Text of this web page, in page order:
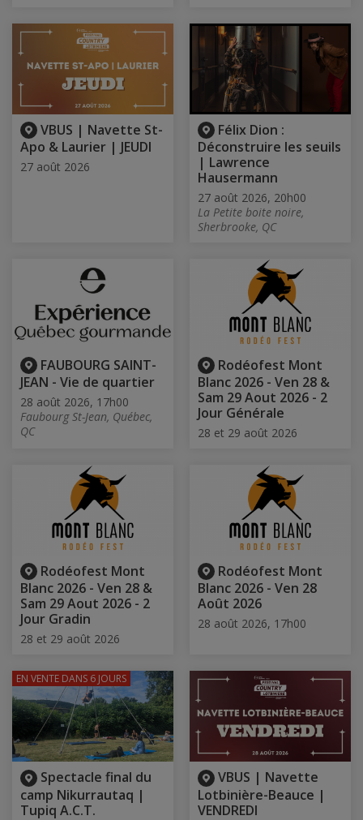
VBUS | Navette St-
Apo & Laurier | JEUDI
27 août 2026
Félix Dion :
Déconstruire les seuils
| Lawrence
Hausermann
27 août 2026, 20h00
La Petite boite noire,
Sherbrooke, QC
FAUBOURG SAINT-
JEAN - Vie de quartier
28 août 2026, 17h00
Faubourg St-Jean, Québec,
QC
Rodéofest Mont
Blanc 2026 - Ven 28 &
Sam 29 Aout 2026 - 2
Jour Générale
28 et 29 août 2026
Rodéofest Mont
Blanc 2026 - Ven 28 &
Sam 29 Aout 2026 - 2
Jour Gradin
28 et 29 août 2026
Rodéofest Mont
Blanc 2026 - Ven 28
Août 2026
28 août 2026, 17h00
Spectacle final du
camp Nikurrautaq |
Tupiq A.C.T.
EN VENTE DANS 6 JOURS
VBUS | Navette
Lotbinière-Beauce |
VENDREDI